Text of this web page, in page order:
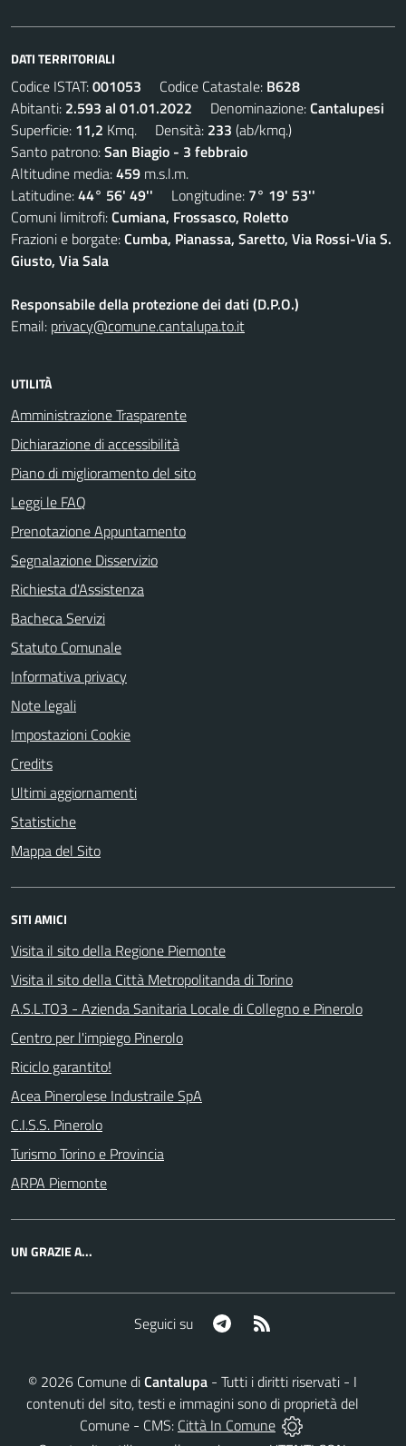
DATI TERRITORIALI
Codice ISTAT:001053 Codice Catastale: B628
Abitanti: 2.593 al 01.01.2022 Denominazione:Cantalupesi
Superficie: 11,2 Kmq. Densità: 233 (ab/kmq.)
Santo patrono:San Biagio - 3 febbraio
Altitudine media:459 m.s.l.m.
Latitudine:44° 56' 49'' Longitudine: 7° 19' 53''
Comuni limitrofi:Cumiana, Frossasco, Roletto
Frazioni e borgate:Cumba, Pianassa, Saretto, Via Rossi-Via S.
Giusto, Via Sala
Responsabile della protezione dei dati (D.P.O.)
Email: privacy@comune.cantalupa.to.it
UTILITÀ
Amministrazione Trasparente
Dichiarazione di accessibilità
Piano di miglioramento del sito
Leggi le FAQ
Prenotazione Appuntamento
Segnalazione Disservizio
Richiesta d'Assistenza
Bacheca Servizi
Statuto Comunale
Informativa privacy
Note legali
Impostazioni Cookie
Credits
Ultimi aggiornamenti
Statistiche
Mappa del Sito
SITI AMICI
Visita il sito della Regione Piemonte
Visita il sito della Città Metropolitanda di Torino
A.S.L.TO3 - Azienda Sanitaria Locale di Collegno e Pinerolo
Centro per l'impiego Pinerolo
Riciclo garantito!
Acea Pinerolese Industraile SpA
C.I.S.S. Pinerolo
Turismo Torino e Provincia
ARPA Piemonte
UN GRAZIE A...
Seguici su Telegram
© 2026Comune diCantalupa- Tutti i diritti riservati - I
contenuti del sito, testi e immagini sono di proprietà del
Comune - CMS: Città In Comune